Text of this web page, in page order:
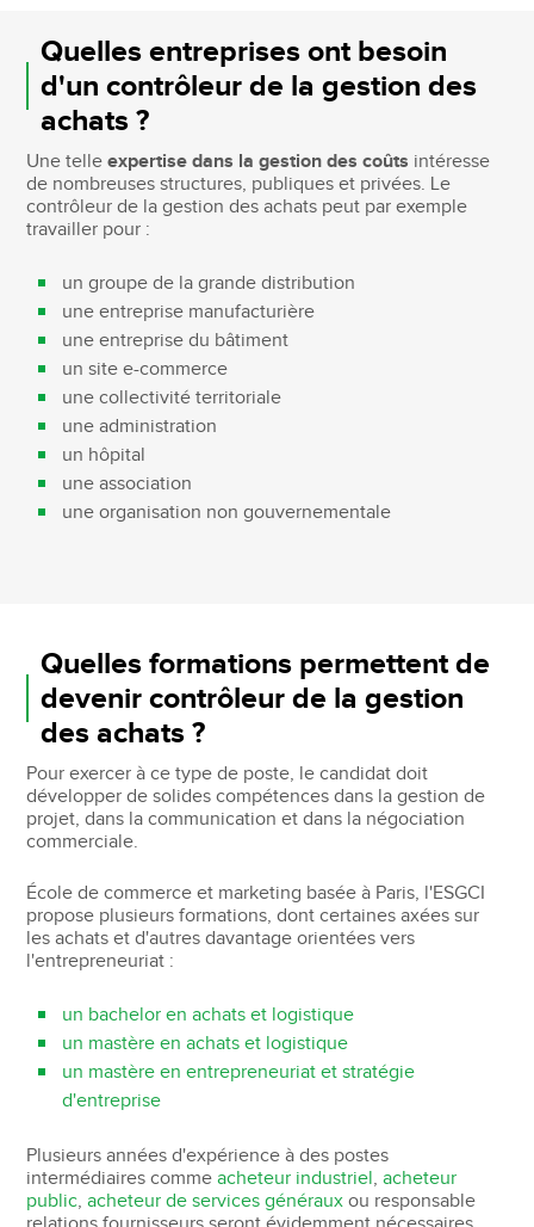
Quelles entreprises ont besoin
d'un contrôleur de la gestion des
achats ?
Une telleexpertise dans la gestion des coûts intéresse
de nombreuses structures, publiques et privées. Le
contrôleur de la gestion des achats peut par exemple
travailler pour :
un groupe de la grande distribution
une entreprise manufacturière
une entreprise du bâtiment
un site e-commerce
une collectivité territoriale
une administration
un hôpital
une association
une organisation non gouvernementale
Quelles formations permettent de
devenir contrôleur de la gestion
des achats ?
Pour exercer à ce type de poste, le candidat doit
développer de solides compétences dans la gestion de
projet, dans la communication et dans la négociation
commerciale.
École de commerce et marketing basée à Paris, l'ESGCI
propose plusieurs formations, dont certaines axées sur
les achats et d'autres davantage orientées vers
l'entrepreneuriat :
un bachelor en achats et logistique
un mastère en achats et logistique
un mastère en entrepreneuriat et stratégie
d'entreprise
Plusieurs années d'expérience à des postes
intermédiaires commeacheteur industriel,acheteur
public,acheteur de services généraux ou responsable